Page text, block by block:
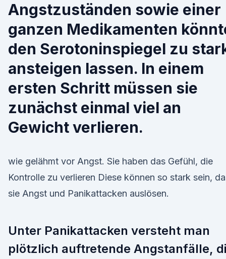
Angstzuständen sowie einer
ganzen Medikamenten
den Serotoninspiegel zu
ansteigen lassen. In einem
ersten Schritt müssen sie
zunächst einmal viel an
Gewicht verlieren.
wie gelähmt vor Angst. Sie haben das Gefühl, die
Kontrolle zu verlieren Diese können so stark sein,
sie Angst und Panikattacken auslösen.
Unter Panikattacken versteht man
plötzlich auftretende Angstanfälle,